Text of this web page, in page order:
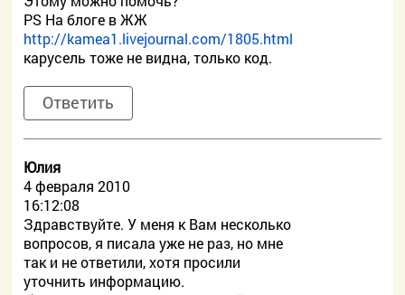
PS На блоге в ЖЖ
http://kamea1.livejournal.com/1805.html
карусель тоже не видна, только код.
Ответить
Юлия
4 февраля 2010
16:12:08
Здравствуйте. У меня к Вам несколько
вопросов, я писала уже не раз, но мне
так и не ответили, хотя просили
уточнить информацию.